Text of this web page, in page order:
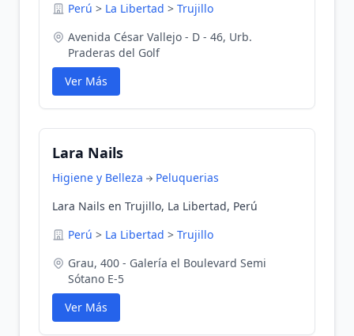
Perú > La Libertad > Trujillo
Avenida César Vallejo - D - 46, Urb.
Praderas del Golf
Ver Más
Lara Nails
Higiene y Belleza
Peluquerias
Lara Nails en Trujillo, La Libertad, Perú
Perú > La Libertad > Trujillo
Grau, 400 - Galería el Boulevard Semi
Sótano E-5
Ver Más